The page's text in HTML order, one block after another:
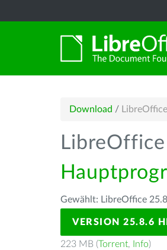
Download /
Gewählt: LibreOffice
VERSION 25.8.6
223 MB (Torrent, Info)